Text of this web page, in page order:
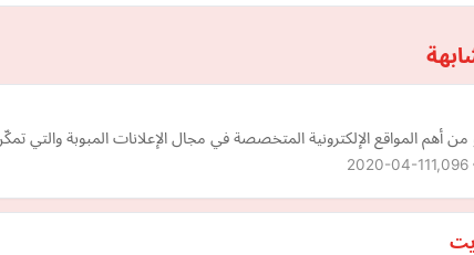
من أهم المواقع الإلكترونية المتخصصة في مجال الإعلانات المبوبة
2020-04-11